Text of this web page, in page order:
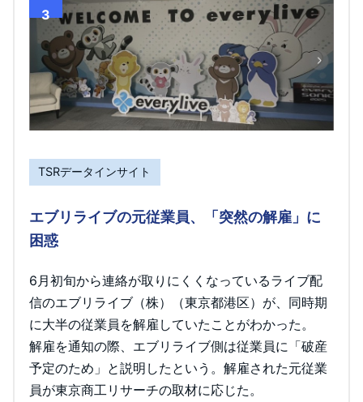
3
TSRデータインサイト
エブリライブの元従業員、「突然の解雇」に
困惑
6月初旬から連絡が取りにくくなっているライブ配
信のエブリライブ（株）（東京都港区）が、同時期
に大半の従業員を解雇していたことがわかった。
解雇を通知の際、エブリライブ側は従業員に「破産
予定のため」と説明したという。解雇された元従業
員が東京商工リサーチの取材に応じた。